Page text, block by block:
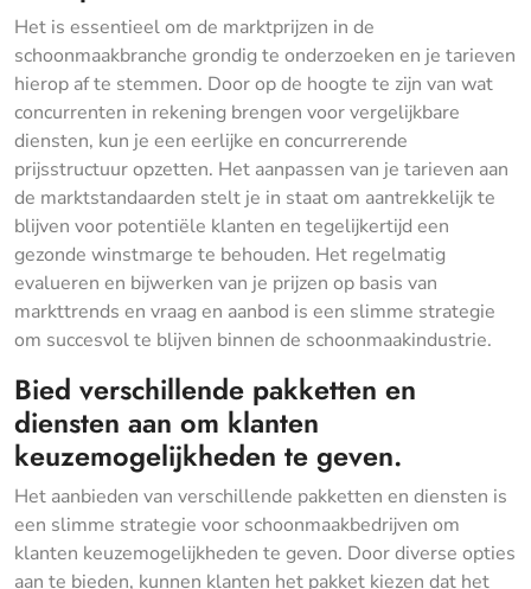
Het is essentieel om de marktprijzen in de
schoonmaakbranche grondig te onderzoeken en je tarieven
hierop af te stemmen. Door op de hoogte te zijn van wat
concurrenten in rekening brengen voor vergelijkbare
diensten, kun je een eerlijke en concurrerende
prijsstructuur opzetten. Het aanpassen van je tarieven aan
de marktstandaarden stelt je in staat om aantrekkelijk te
blijven voor potentiële klanten en tegelijkertijd een
gezonde winstmarge te behouden. Het regelmatig
evalueren en bijwerken van je prijzen op basis van
markttrends en vraag en aanbod is een slimme strategie
om succesvol te blijven binnen de schoonmaakindustrie.
Bied verschillende pakketten en
diensten aan om klanten
keuzemogelijkheden te geven.
Het aanbieden van verschillende pakketten en diensten is
een slimme strategie voor schoonmaakbedrijven om
klanten keuzemogelijkheden te geven. Door diverse opties
aan te bieden, kunnen klanten het pakket kiezen dat het